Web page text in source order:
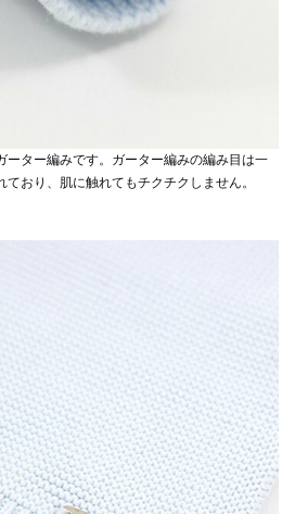
ーター編みです。ガーター編みの編み目は一
おり、肌に触れてもチクチクしません。